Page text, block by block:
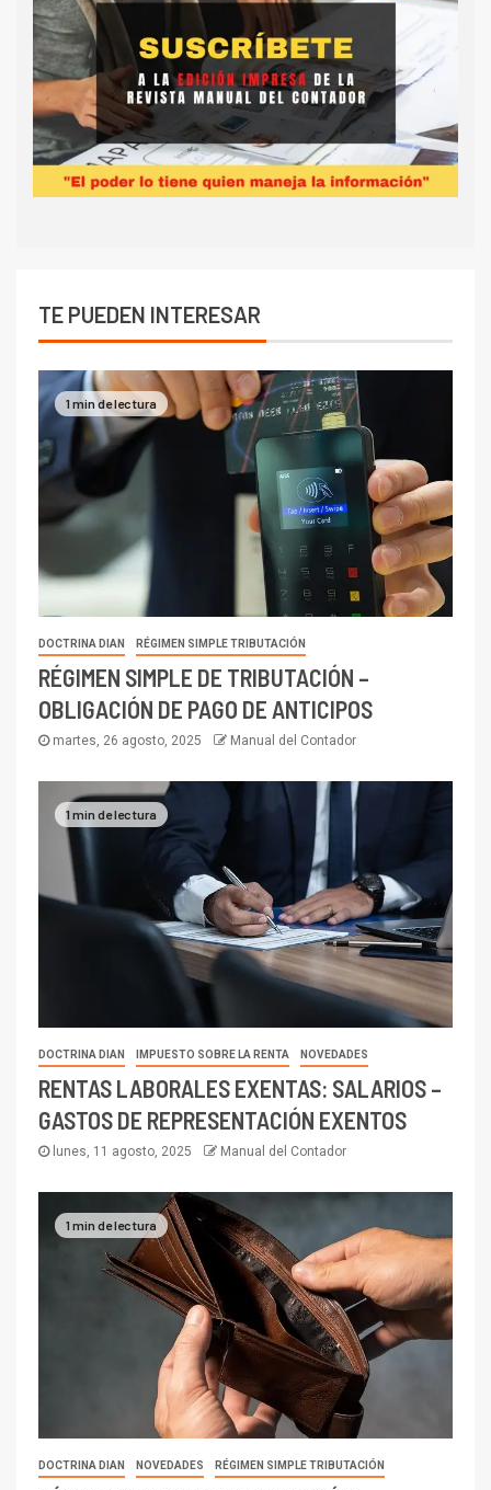
TE PUEDEN INTERESAR
1 min de lectura
DOCTRINA DIAN RÉGIMEN SIMPLE TRIBUTACIÓN
RÉGIMEN SIMPLE DE TRIBUTACIÓN –
OBLIGACIÓN DE PAGO DE ANTICIPOS
martes, 26 agosto, 2025 Manual del Contador
1 min de lectura
DOCTRINA DIAN IMPUESTO SOBRE LA RENTA NOVEDADES
RENTAS LABORALES EXENTAS: SALARIOS –
GASTOS DE REPRESENTACIÓN EXENTOS
lunes, 11 agosto, 2025 Manual del Contador
1 min de lectura
DOCTRINA DIAN NOVEDADES RÉGIMEN SIMPLE TRIBUTACIÓN